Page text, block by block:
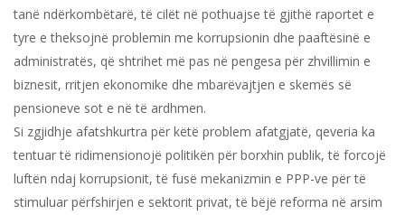
tanë ndërkombëtarë, të cilët në pothuajse të gjithë raportet e
tyre e theksojnë problemin me korrupsionin dhe paaftësinë e
administratës, që shtrihet më pas në pengesa për zhvillimin e
biznesit, rritjen ekonomike dhe mbarëvajtjen e skemës së
pensioneve sot e në të ardhmen.
Si zgjidhje afatshkurtra për këtë problem afatgjatë, qeveria ka
tentuar të ridimensionojë politikën për borxhin publik, të forcojë
luftën ndaj korrupsionit, të fusë mekanizmin e PPP-ve për të
stimuluar përfshirjen e sektorit privat, të bëjë reforma në arsim